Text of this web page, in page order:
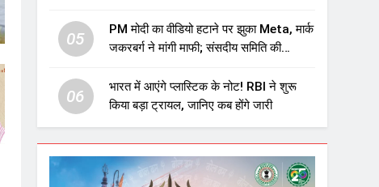
उठाए सवाल
05
PM मोदी का वीडियो हटाने पर झुका Meta, मार्क
जकरबर्ग ने मांगी माफी; संसदीय समिति की
06
भारत में आएंगे प्लास्टिक के नोट! RBI ने शुरू
किया बड़ा ट्रायल, जानिए कब होंगे जारी